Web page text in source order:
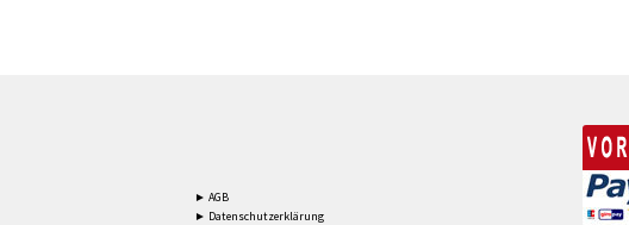
► AGB
► Datenschutzerklärung